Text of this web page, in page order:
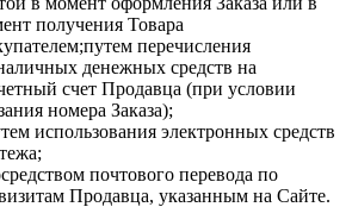
получения Товара
перечисления
денежных средств на
счет Продавца (при условии
номера Заказа);
использования электронных средств
почтового перевода по
Продавца, указанным на Сайте.